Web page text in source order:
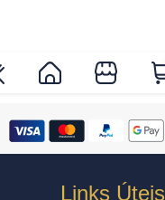
Links Úteis